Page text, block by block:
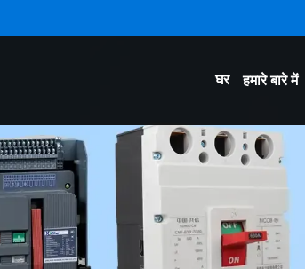
घर हमारे बारे में